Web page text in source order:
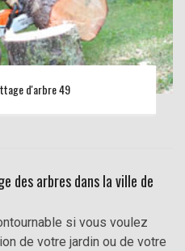
d'arbre 49
des arbres dans la ville de
si vous voulez
de votre jardin ou de votre